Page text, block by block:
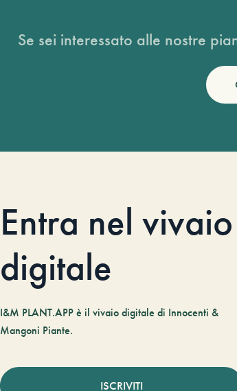
Se sei interessato alle nostre
Entra nel vivaio
digitale
I&M PLANT.APP è il vivaio digitale di Innocenti &
Mangoni Piante.
ISCRIVITI